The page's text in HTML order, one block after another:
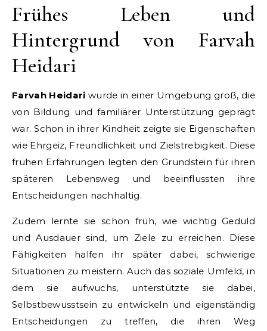
Frühes Leben und
Hintergrund von Farvah
Heidari
Farvah Heidari wurde in einer Umgebung groß, die
von Bildung und familiärer Unterstützung geprägt
war. Schon in ihrer Kindheit zeigte sie Eigenschaften
wie Ehrgeiz, Freundlichkeit und Zielstrebigkeit. Diese
frühen Erfahrungen legten den Grundstein für ihren
späteren Lebensweg und beeinflussten ihre
Entscheidungen nachhaltig.
Zudem lernte sie schon früh, wie wichtig Geduld
und Ausdauer sind, um Ziele zu erreichen. Diese
Fähigkeiten halfen ihr später dabei, schwierige
Situationen zu meistern. Auch das soziale Umfeld, in
dem sie aufwuchs, unterstützte sie dabei,
Selbstbewusstsein zu entwickeln und eigenständig
Entscheidungen zu treffen, die ihren Weg